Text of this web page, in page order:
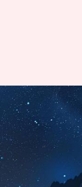
बच्चों को
इससे बढ़ेगी
बनेंगे
लेखन सयाली Nov 18, 2024
क्या है खबर?